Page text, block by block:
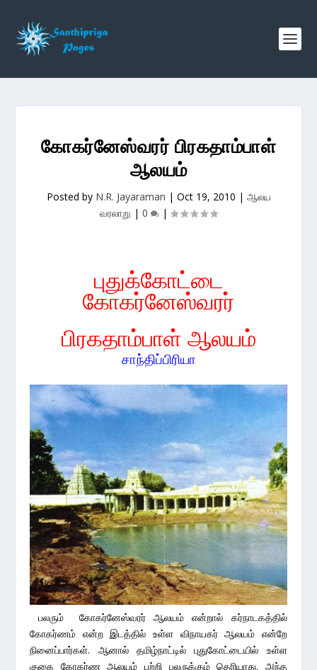
கோகர்னேஸ்வரர் பிரகதாம்பாள்
ஆலயம்
Posted by N.R. Jayaraman | Oct 19, 2010 | ஆலய
வரலாறு | 0 |
புதுக்கோட்டை
கோகர்னேஸ்வரர்
பிரகதாம்பாள் ஆலயம்
சாந்திப்பிரியா
பலரும் கோகர்னேஸ்வரர் ஆலயம் என்றால் கர்நாடகத்தில்
கோகர்ணம் என்ற இடத்தில் உள்ள விநாயகர் ஆலயம் என்றே
நினைப்பார்கள். ஆனால் தமிழ்நாட்டில் புதுகோட்டையில் உள்ள
குகை கோகர்ண ஆலயம் பற்றி பலருக்கும் தெரியாது. அந்த